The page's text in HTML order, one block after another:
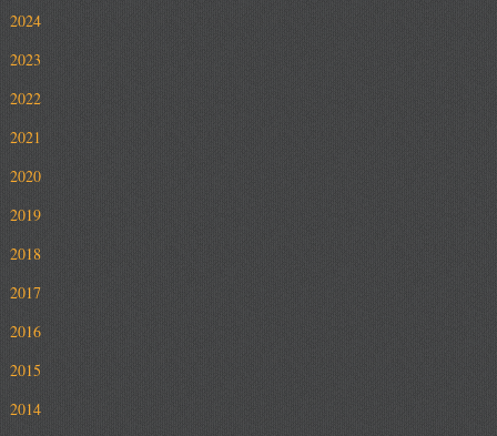
2024
2023
2022
2021
2020
2019
2018
2017
2016
2015
2014